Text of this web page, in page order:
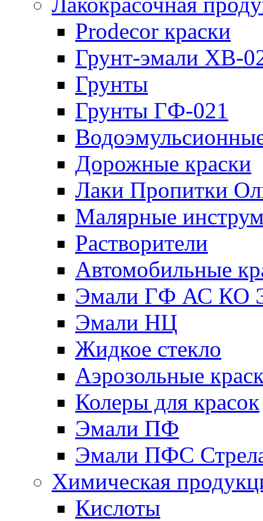
Prodecor краски
Грунт-эмали ХВ-
Грунты
Грунты ГФ-021
Дорожные краски
Лаки Пропитки
Малярные
Растворители
Автомобильные
Эмали ГФ АС КО
Эмали НЦ
Жидкое стекло
Аэрозольные
Колеры для красок
Эмали ПФ
Эмали ПФС
Химическая
Кислоты